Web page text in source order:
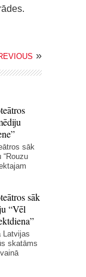
»
sāk
sāk
“Vēl
Latvijas
skatāms